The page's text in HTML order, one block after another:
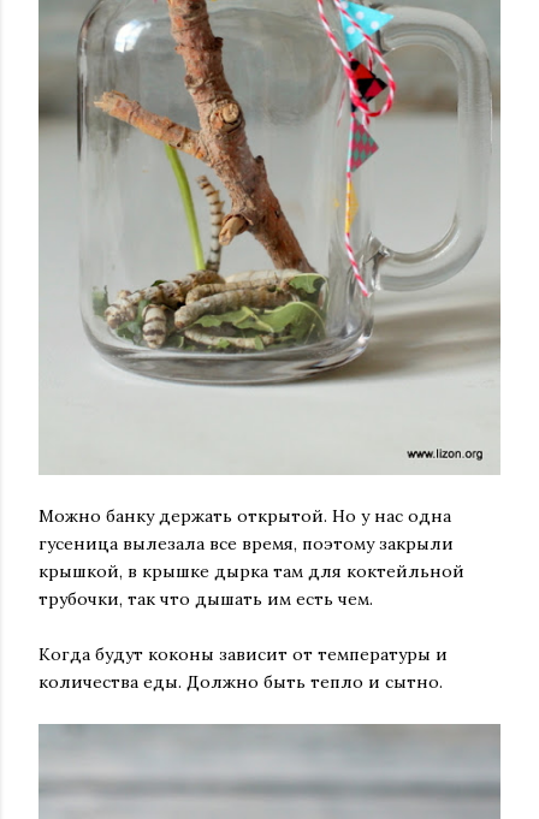
Можно банку держать открытой. Но у нас одна
гусеница вылезала все время, поэтому закрыли
крышкой, в крышке дырка там для коктейльной
трубочки, так что дышать им есть чем.
Когда будут коконы зависит от температуры и
количества еды. Должно быть тепло и сытно.